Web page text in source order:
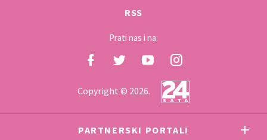
RSS
Prati nas i na:
Copyright © 2026.
PARTNERSKI PORTALI